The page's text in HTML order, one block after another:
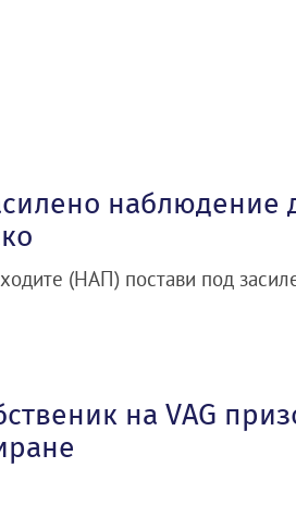
наблюдение
(НАП) постави под
на VAG